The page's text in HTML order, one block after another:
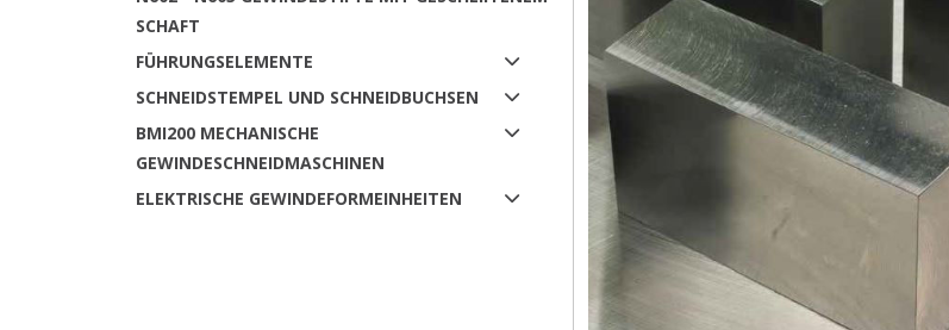
SCHAFT
FÜHRUNGSELEMENTE
SCHNEIDSTEMPEL UND SCHNEIDBUCHSEN
BMI200 MECHANISCHE
GEWINDESCHNEIDMASCHINEN
ELEKTRISCHE GEWINDEFORMEINHEITEN